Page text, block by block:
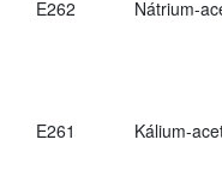
E262 Nátrium-
E261 Kálium-